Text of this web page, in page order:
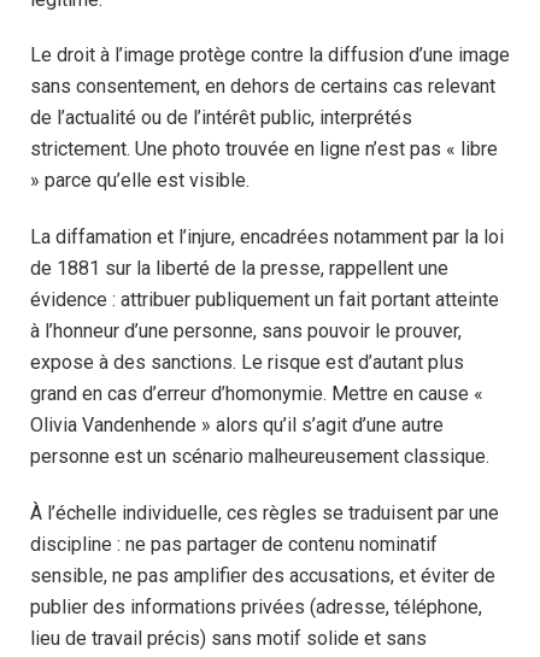
Le droit à l’image protège contre la diffusion d’une image
sans consentement, en dehors de certains cas relevant
de l’actualité ou de l’intérêt public, interprétés
strictement. Une photo trouvée en ligne n’est pas « libre
» parce qu’elle est visible.
La diffamation et l’injure, encadrées notamment par la loi
de 1881 sur la liberté de la presse, rappellent une
évidence : attribuer publiquement un fait portant atteinte
à l’honneur d’une personne, sans pouvoir le prouver,
expose à des sanctions. Le risque est d’autant plus
grand en cas d’erreur d’homonymie. Mettre en cause «
Olivia Vandenhende » alors qu’il s’agit d’une autre
personne est un scénario malheureusement classique.
À l’échelle individuelle, ces règles se traduisent par une
discipline : ne pas partager de contenu nominatif
sensible, ne pas amplifier des accusations, et éviter de
publier des informations privées (adresse, téléphone,
lieu de travail précis) sans motif solide et sans